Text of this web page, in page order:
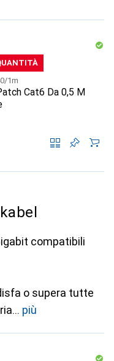
/1m
Cat6 Da 0,5 M
compatibili
o supera tutte
più